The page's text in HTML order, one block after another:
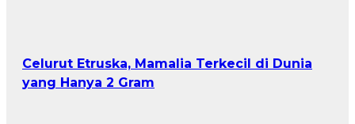
Celurut Etruska, Mamalia Terkecil di Dunia
yang Hanya 2 Gram